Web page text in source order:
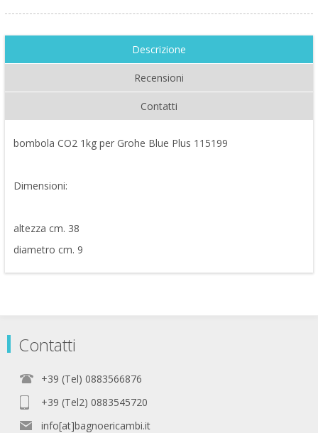
Descrizione
Recensioni
Contatti
bombola CO2 1kg per Grohe Blue Plus 115199
Dimensioni:
altezza cm. 38
diametro cm. 9
Contatti
+39 (Tel) 0883566876
+39 (Tel2) 0883545720
info[at]bagnoericambi.it